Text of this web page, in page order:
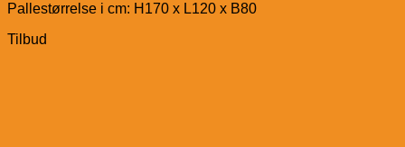
Pallestørrelse i cm: H170 x L120 x B80
Tilbud